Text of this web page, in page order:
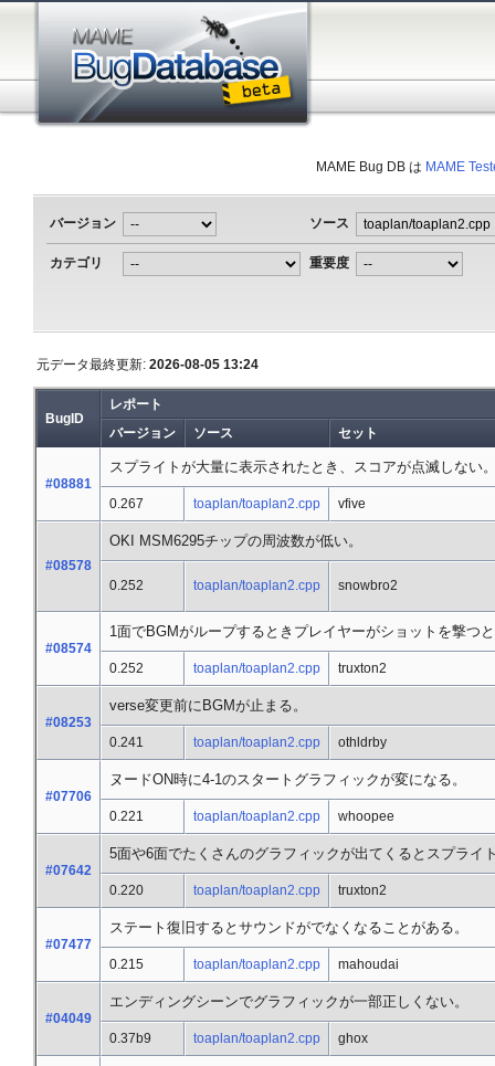
MAME Bug DB は MAME
バージョン ソース
カテゴリ 重要度
元データ最終更新: 2026-08-05 13:24
BugID
レポート
バージョン
ソース セット
#08881
スプライトが大量に表示されたとき、スコアが点滅しない
0.267 toaplan/toaplan2.cpp vfive
#08578
OKI MSM6295チップの周波数が低い。
0.252 toaplan/toaplan2.cpp snowbro2
#08574
1面でBGMがループするときプレイヤーがショットを撃つ
0.252 toaplan/toaplan2.cpp truxton2
#08253
verse変更前にBGMが止まる。
0.241 toaplan/toaplan2.cpp othldrby
#07706
ヌードON時に4-1のスタートグラフィックが変になる。
0.221 toaplan/toaplan2.cpp whoopee
#07642
5面や6面でたくさんのグラフィックが出てくるとスプライ
0.220 toaplan/toaplan2.cpp truxton2
#07477
ステート復旧するとサウンドがでなくなることがある。
0.215 toaplan/toaplan2.cpp mahoudai
#04049
エンディングシーンでグラフィックが一部正しくない。
0.37b9 toaplan/toaplan2.cpp ghox